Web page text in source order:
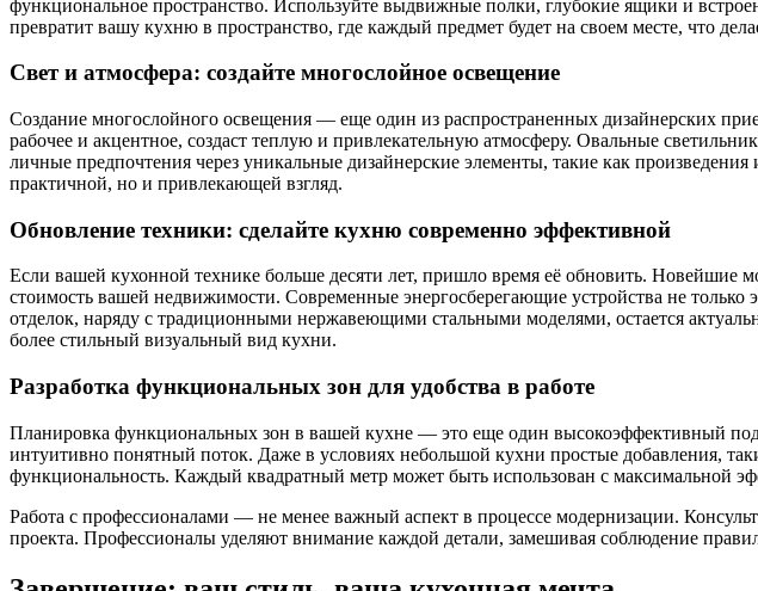
функциональное пространство. Используйте выдвижные полки, глубокие ящики и
превратит вашу кухню в пространство, где каждый предмет будет на своем месте, что
Свет и атмосфера: создайте многослойное освещение
Создание многослойного освещения — еще один из распространенных дизайнерских
рабочее и акцентное, создаст теплую и привлекательную атмосферу. Овальные
личные предпочтения через уникальные дизайнерские элементы, такие как
практичной, но и привлекающей взгляд.
Обновление техники: сделайте кухню современно эффективной
Если вашей кухонной технике больше десяти лет, пришло время её обновить. Новейшие
стоимость вашей недвижимости. Современные энергосберегающие устройства не
отделок, наряду с традиционными нержавеющими стальными моделями, остается
более стильный визуальный вид кухни.
Разработка функциональных зон для удобства в работе
Планировка функциональных зон в вашей кухне — это еще один высокоэффективный
интуитивно понятный поток. Даже в условиях небольшой кухни простые добавления,
функциональность. Каждый квадратный метр может быть использован с максимальной
Работа с профессионалами — не менее важный аспект в процессе модернизации.
проекта. Профессионалы уделяют внимание каждой детали, замешивая соблюдение